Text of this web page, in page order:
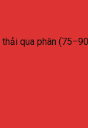
qua phân